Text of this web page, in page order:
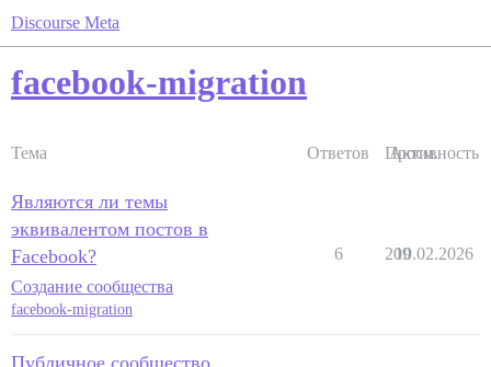
Discourse Meta
facebook-migration
Тема Ответов Просм.
Активность
Являются ли темы
эквивалентом постов в
Facebook?
Создание сообщества
facebook-migration
6 209
10.02.2026
Публичное сообщество,